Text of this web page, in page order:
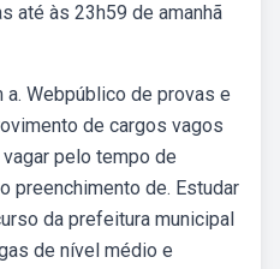
até às 23h59 de amanhã
Webpúblico de provas e
de cargos vagos
pelo tempo de
preenchimento de. Estudar
da prefeitura municipal
de nível médio e